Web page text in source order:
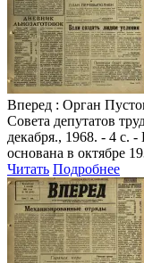
Вперед : Орган
Совета депутатов
декабря., 1968. - 4 с.
основана в октябре
Читать Подробнее